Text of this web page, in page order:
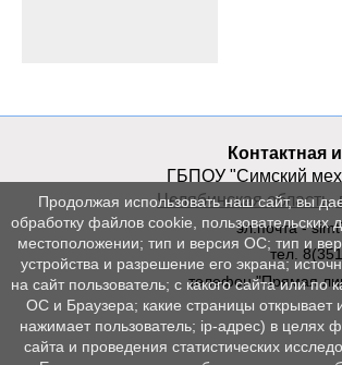
Контактная
ГБПОУ "Симский
Челябинская
эл.почта -
тел.
телефон "Прямая
Продолжая использовать наш сайт, вы
обработку файлов cookie, пользовательских
местоположении; тип и версия ОС; тип и
устройства и разрешение его экрана;
на сайт пользователь; с какого сайта или по
ОС и Браузера; какие страницы открывает
нажимает пользователь; ip-адрес) в целях
сайта и проведения статистических